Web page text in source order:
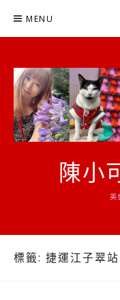
MENU
陳小
美
標籤: 捷運江子翠